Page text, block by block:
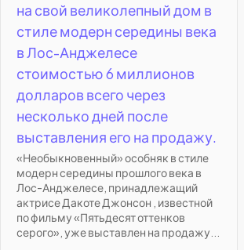
на свой великолепный дом в
стиле модерн середины века
в Лос-Анджелесе
стоимостью 6 миллионов
долларов всего через
несколько дней после
выставления его на продажу.
«Необыкновенный» особняк в стиле
модерн середины прошлого века в
Лос-Анджелесе, принадлежащий
актрисе Дакоте Джонсон , известной
по фильму «Пятьдесят оттенков
серого», уже выставлен на продажу...